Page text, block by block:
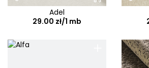
Adel
29.00 zł/1 mb